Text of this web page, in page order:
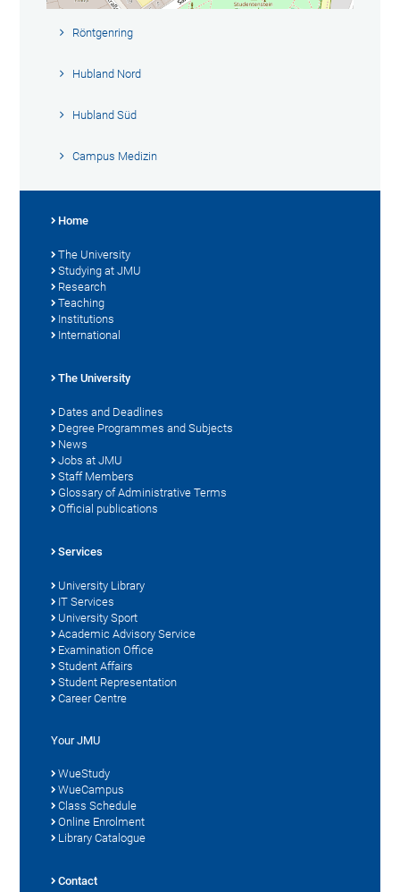
Röntgenring
Hubland Nord
Hubland Süd
Campus Medizin
Home
The University
Studying at JMU
Research
Teaching
Institutions
International
The University
Dates and Deadlines
Degree Programmes and Subjects
News
Jobs at JMU
Staff Members
Glossary of Administrative Terms
Official publications
Services
University Library
IT Services
University Sport
Academic Advisory Service
Examination Office
Student Affairs
Student Representation
Career Centre
Your JMU
WueStudy
WueCampus
Class Schedule
Online Enrolment
Library Catalogue
Contact